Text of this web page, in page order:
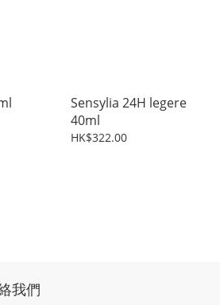
Sensylia 24H legere
40ml
HK$322.00
我們